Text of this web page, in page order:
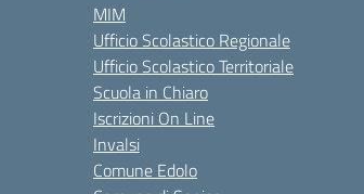
MIM
Ufficio Scolastico Regionale
Ufficio Scolastico Territoriale
Scuola in Chiaro
Iscrizioni On Line
Invalsi
Comune Edolo